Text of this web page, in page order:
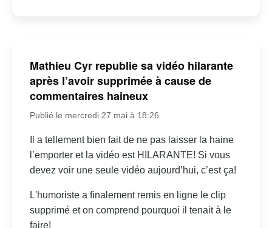
Mathieu Cyr republie sa vidéo hilarante
après l’avoir supprimée à cause de
commentaires haineux
Publié le mercredi 27 mai à 18:26
Il a tellement bien fait de ne pas laisser la haine
l’emporter et la vidéo est HILARANTE! Si vous
devez voir une seule vidéo aujourd’hui, c’est ça!
L'humoriste a finalement remis en ligne le clip
supprimé et on comprend pourquoi il tenait à le
faire!